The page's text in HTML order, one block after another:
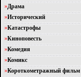
»Драма
»Исторический
»Катастрофы
»Киноповесть
»Комедия
»Комикс
»Короткометражный фильм